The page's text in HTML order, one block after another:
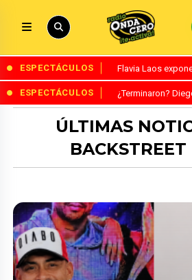
ESPECTÁCULOS Flavia Laos
ESPECTÁCULOS ¿Terminaron?
ÚLTIMAS
BACKSTREET